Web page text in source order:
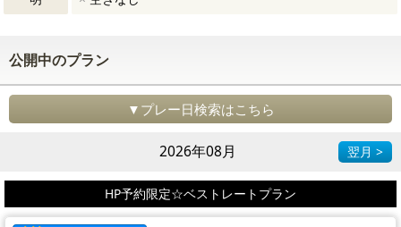
公開中のプラン
▼プレー日検索はこちら
2026年08月 翌月 >
HP予約限定☆ベストレートプラン